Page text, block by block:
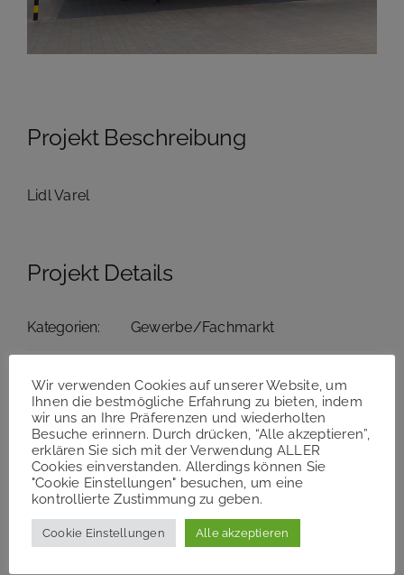
Projekt Beschreibung
Lidl Varel
Projekt Details
Kategorien: Gewerbe/Fachmarkt
Teilen Sie diesen Artikel!
Facebook
TwitterRedditLinkedInWhatsApp
TelegramTumblrPinterest
E-
Mail
Wir verwenden Cookies auf unserer Website, um
Ihnen die bestmögliche Erfahrung zu bieten, indem
wir uns an Ihre Präferenzen und wiederholten
Besuche erinnern. Durch drücken, “Alle akzeptieren”,
erklären Sie sich mit der Verwendung ALLER
Cookies einverstanden. Allerdings können Sie
"Cookie Einstellungen" besuchen, um eine
kontrollierte Zustimmung zu geben.
Cookie Einstellungen Alle akzeptieren